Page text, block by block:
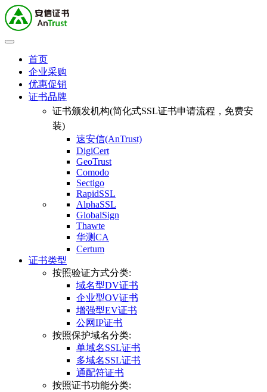
首页
企业采购
优惠促销
证书品牌
证书颁发机构(简化式SSL证书申请流程，免费安
装)
速安信(AnTrust)
DigiCert
GeoTrust
Comodo
Sectigo
RapidSSL
AlphaSSL
GlobalSign
Thawte
华测CA
Certum
证书类型
按照验证方式分类:
域名型DV证书
企业型OV证书
增强型EV证书
公网IP证书
按照保护域名分类:
单域名SSL证书
多域名SSL证书
通配符证书
按照证书功能分类: